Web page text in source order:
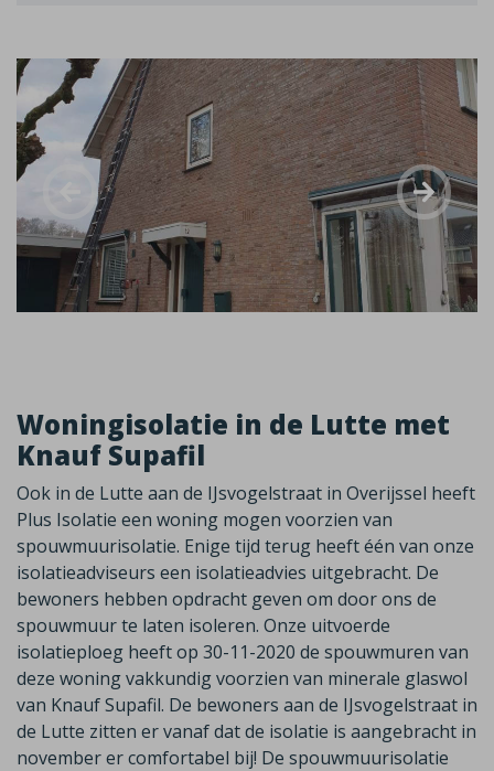
Woningisolatie in de Lutte met
Knauf Supafil
Ook in de Lutte aan de IJsvogelstraat in Overijssel heeft
Plus Isolatie een woning mogen voorzien van
spouwmuurisolatie. Enige tijd terug heeft één van onze
isolatieadviseurs een isolatieadvies uitgebracht. De
bewoners hebben opdracht geven om door ons de
spouwmuur te laten isoleren. Onze uitvoerde
isolatieploeg heeft op 30-11-2020 de spouwmuren van
deze woning vakkundig voorzien van minerale glaswol
van Knauf Supafil. De bewoners aan de IJsvogelstraat in
de Lutte zitten er vanaf dat de isolatie is aangebracht in
november er comfortabel bij! De spouwmuurisolatie